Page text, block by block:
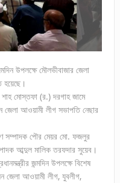
উপলক্ষে মৌলভীবাজার জেলা
হয়েছে।
মোস্তফা (র.) দরগাহ জামে
জেলা আওয়ামী লীগ সভাপতি নেছার
সম্পাদক পৌর মেয়র মো. ফজলুর
আব্দুল মালিক তরফদার সুয়েব।
জন্মদিন উপলক্ষে বিশেষ
জেলা আওয়ামী লীগ, যুবলীগ,